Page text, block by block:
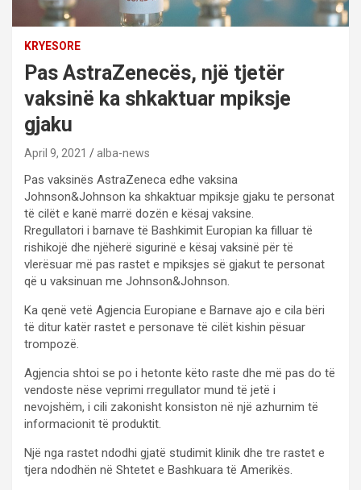
KRYESORE
Pas AstraZenecës, një tjetër
vaksinë ka shkaktuar mpiksje
gjaku
April 9, 2021 alba-news
Pas vaksinës AstraZeneca edhe vaksina
Johnson&Johnson ka shkaktuar mpiksje gjaku te personat
të cilët e kanë marrë dozën e kësaj vaksine.
Rregullatori i barnave të Bashkimit Europian ka filluar të
rishikojë dhe njëherë sigurinë e kësaj vaksinë për të
vlerësuar më pas rastet e mpiksjes së gjakut te personat
që u vaksinuan me Johnson&Johnson.
Ka qenë vetë Agjencia Europiane e Barnave ajo e cila bëri
të ditur katër rastet e personave të cilët kishin pësuar
trompozë.
Agjencia shtoi se po i hetonte këto raste dhe më pas do të
vendoste nëse veprimi rregullator mund të jetë i
nevojshëm, i cili zakonisht konsiston në një azhurnim të
informacionit të produktit.
Një nga rastet ndodhi gjatë studimit klinik dhe tre rastet e
tjera ndodhën në Shtetet e Bashkuara të Amerikës.